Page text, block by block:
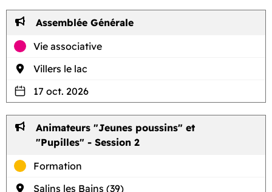
Assemblée Générale
Vie associative
Villers le lac
17 oct. 2026
Animateurs "Jeunes poussins" et
"Pupilles" - Session 2
Formation
Salins les Bains (39)